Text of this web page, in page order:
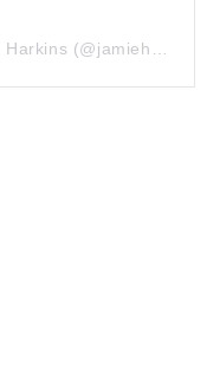
Une publication partagée par Jamie Harkins (@jamieharkinsartist)